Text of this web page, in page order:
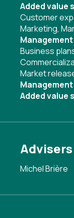
Added value
Customer
Marketing,
Business
Market
Added value
Michel Brière